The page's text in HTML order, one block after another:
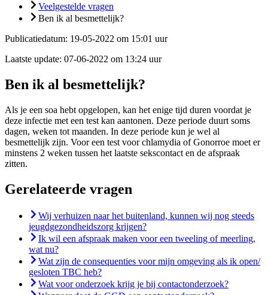
Veelgestelde vragen
Ben ik al besmettelijk?
Publicatiedatum: 19-05-2022 om 15:01 uur
Laatste update: 07-06-2022 om 13:24 uur
Ben ik al besmettelijk?
Als je een soa hebt opgelopen, kan het enige tijd duren voordat je
deze infectie met een test kan aantonen. Deze periode duurt soms
dagen, weken tot maanden. In deze periode kun je wel al
besmettelijk zijn. Voor een test voor chlamydia of Gonorroe moet er
minstens 2 weken tussen het laatste sekscontact en de afspraak
zitten.
Gerelateerde vragen
Wij verhuizen naar het buitenland, kunnen wij nog steeds
jeugdgezondheidszorg krijgen?
Ik wil een afspraak maken voor een tweeling of meerling,
wat nu?
Wat zijn de consequenties voor mijn omgeving als ik open/
gesloten TBC heb?
Wat voor onderzoek krijg je bij contactonderzoek?